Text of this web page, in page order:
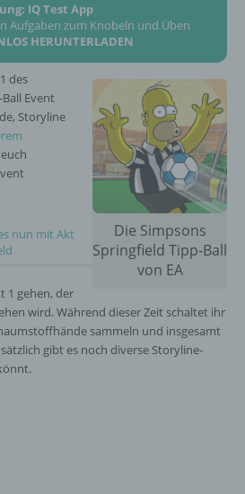
IQ Test App
Aufgaben zum Knobeln und Üben
HERUNTERLADEN
Die Simpsons
Springfield Tipp-Ball
von EA
des
Event
Storyline
nun mit Akt
1 gehen, der
wird. Während dieser Zeit schaltet ihr
sammeln und insgesamt
gibt es noch diverse Storyline-